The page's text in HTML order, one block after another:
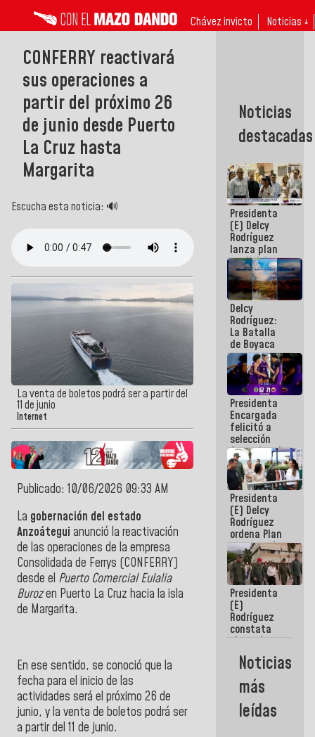
Chávez invicto Noticias ↓
CONFERRY reactivará
sus operaciones a
partir del próximo 26
de junio desde Puerto
La Cruz hasta
Margarita
Escucha esta noticia: 🔊
La venta de boletos podrá ser a partir del
11 de junio
Internet
Publicado: 10/06/2026 09:33 AM
La gobernación del estado
Anzoátegui anunció la reactivación
de las operaciones de la empresa
Consolidada de Ferrys (CONFERRY)
desde el Puerto Comercial Eulalia
Burozen Puerto La Cruz hacia la isla
de Margarita.
En ese sentido, se conoció que la
fecha para el inicio de las
actividades será el próximo 26 de
junio, y la venta de boletos podrá ser
a partir del 11 de junio.
Noticias
destacadas
Presidenta
(E) Delcy
Rodríguez
lanza plan
crediticio
con subsidio
a Juntas de
Condominio
Delcy
Rodríguez:
La Batalla
de Boyaca
representa
un capítulo
decisivo en
la gesta
emancipadora
de nuestra
América
Presidenta
Encargada
felicitó a
selección
femenina de
baloncesto
por su
clasificación
a la
AmeriCup
2027
Presidenta
(E) Delcy
Rodríguez
ordena Plan
maestro de
desarrollo
logístico y
turístico
para La
Guaira
Presidenta
(E)
Rodríguez
constata
obras de
rehabilitación
de Escuela
Militar de
Mamo en La
Guaira
Noticias
más
leídas